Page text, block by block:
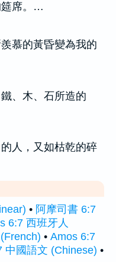
筵席。…
慕的黃昏變為我的
、木、石所造的
人，又如枯乾的碎
• 阿摩司書 6:7
6:7 西班牙人
• Amos 6:7
中國語文 (Chinese) •